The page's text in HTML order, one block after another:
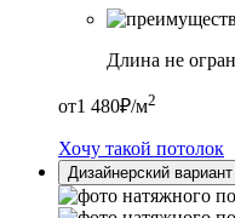
Длина не
от1 480₽/м2
Хочу такой потолок
Дизайнерский вариант